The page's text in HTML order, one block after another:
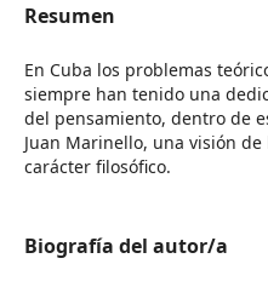
Resumen
En Cuba los problemas
siempre han tenido una
del pensamiento, dentro de
Juan Marinello, una visión
carácter filosófico.
Biografía del autor/a